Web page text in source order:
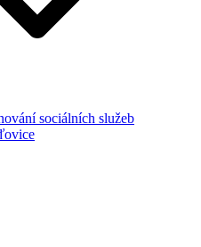
sociálních služeb